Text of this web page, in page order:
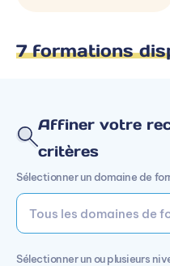
7 formations
Affiner votre
critères
Sélectionner un domaine de
Sélectionner un ou plusieurs